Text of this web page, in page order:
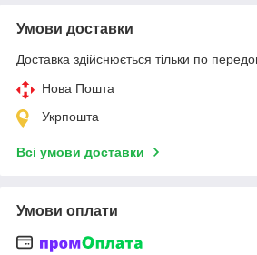
Умови доставки
Доставка здійснюється тільки по
Нова Пошта
Укрпошта
Всі умови доставки
Умови оплати